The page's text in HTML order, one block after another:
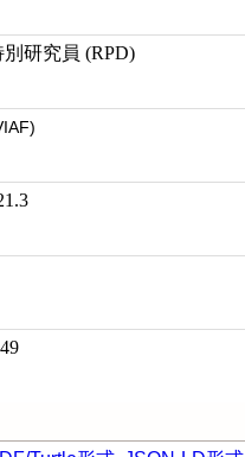
研究員 (RPD)